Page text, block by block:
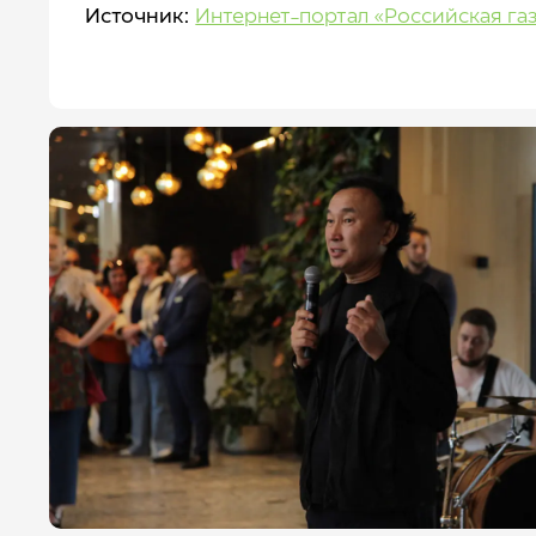
Источник: Интернет-портал «Российская